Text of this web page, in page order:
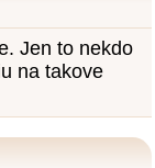
Jen to nekdo
na takove